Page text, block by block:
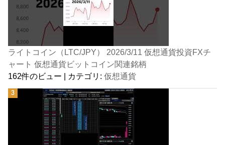
ライトコイン（LTC/JPY） 2026/3/11 仮想通貨投資FXチ
ャート 仮想通貨ビットコイン関連銘柄
162件のビュー | カテゴリ:仮想通貨